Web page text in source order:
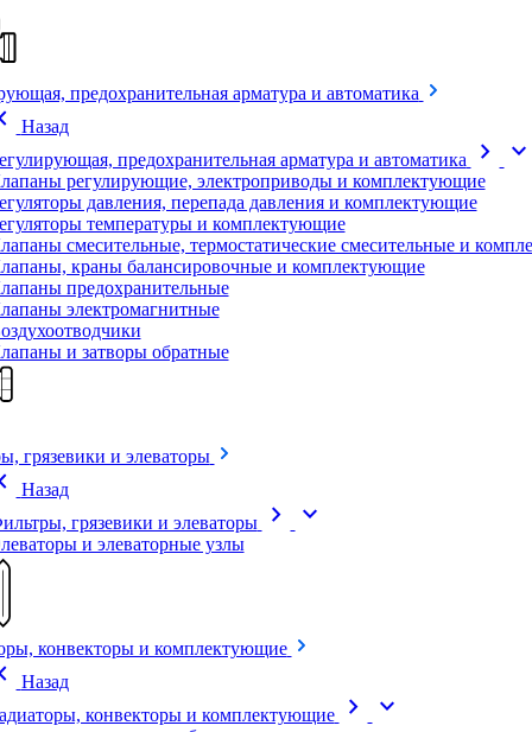
предохранительная арматура и автоматика
Назад
предохранительная арматура и автоматика
chevron_right expand_more
регулирующие, электроприводы и комплектующие
давления, перепада давления и комплектующие
температуры и комплектующие
смесительные, термостатические смесительные и
краны балансировочные и комплектующие
предохранительные
электромагнитные
и затворы обратные
грязевики и элеваторы
Назад
грязевики и элеваторы
chevron_right expand_more
и элеваторные узлы
конвекторы и комплектующие
Назад
конвекторы и комплектующие
chevron_right expand_more